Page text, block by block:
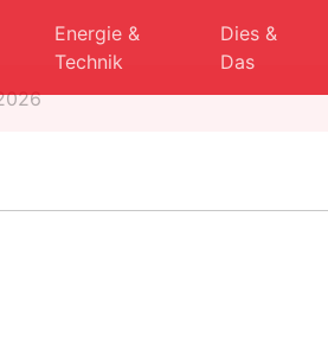
Energie &
Technik
Dies &
Das